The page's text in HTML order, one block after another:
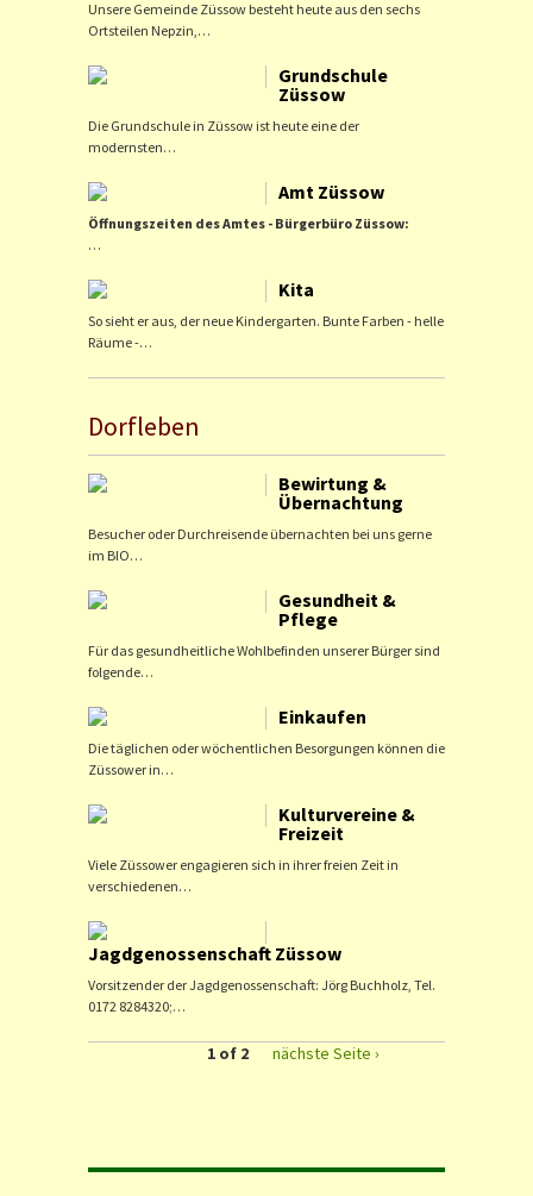
Unsere Gemeinde Züssow besteht heute aus den sechs
Ortsteilen Nepzin,…
Grundschule
Züssow
Die Grundschule in Züssow ist heute eine der
modernsten…
Amt Züssow
Öffnungszeiten des Amtes - Bürgerbüro Züssow:
…
Kita
So sieht er aus, der neue Kindergarten. Bunte Farben - helle
Räume -…
Dorfleben
Bewirtung &
Übernachtung
Besucher oder Durchreisende übernachten bei uns gerne
im BIO…
Gesundheit &
Pflege
Für das gesundheitliche Wohlbefinden unserer Bürger sind
folgende…
Einkaufen
Die täglichen oder wöchentlichen Besorgungen können die
Züssower in…
Kulturvereine &
Freizeit
Viele Züssower engagieren sich in ihrer freien Zeit in
verschiedenen…
Jagdgenossenschaft Züssow
Vorsitzender der Jagdgenossenschaft: Jörg Buchholz, Tel.
0172 8284320;…
1 of 2 nächste Seite ›